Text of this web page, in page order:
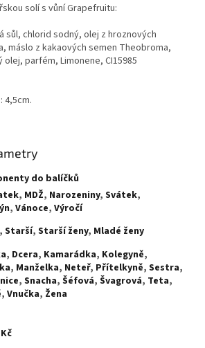
solí s vůní Grapefruitu:
sůl, chlorid sodný, olej z hroznových
máslo z kakaových semen Theobroma,
parfém, Limonene, CI15985
4,5cm.
do balíčků
, MDŽ, Narozeniny, Svátek,
, Vánoce, Výročí
, Starší, Starší ženy, Mladé ženy
, Dcera, Kamarádka, Kolegyně,
, Manželka, Neteř, Přítelkyně, Sestra,
, Snacha, Šéfová, Švagrová, Teta,
, Vnučka, Žena